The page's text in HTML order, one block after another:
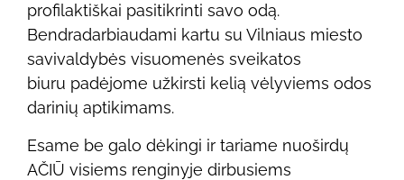
profilaktiškai pasitikrinti savo odą.
Bendradarbiaudami kartu su Vilniaus miesto
savivaldybės visuomenės sveikatos
biuru padėjome užkirsti kelią vėlyviems odos
darinių aptikimams.
Esame be galo dėkingi ir tariame nuoširdų
AČIŪ visiems renginyje dirbusiems